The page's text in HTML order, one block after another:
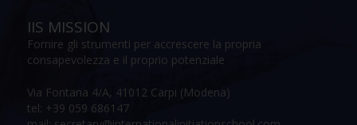
IIS MISSION
Fornire gli strumenti per accrescere la propria
consapevolezza e il proprio potenziale
Via Fontana 4/A, 41012 Carpi (Modena)
tel: +39 059 686147